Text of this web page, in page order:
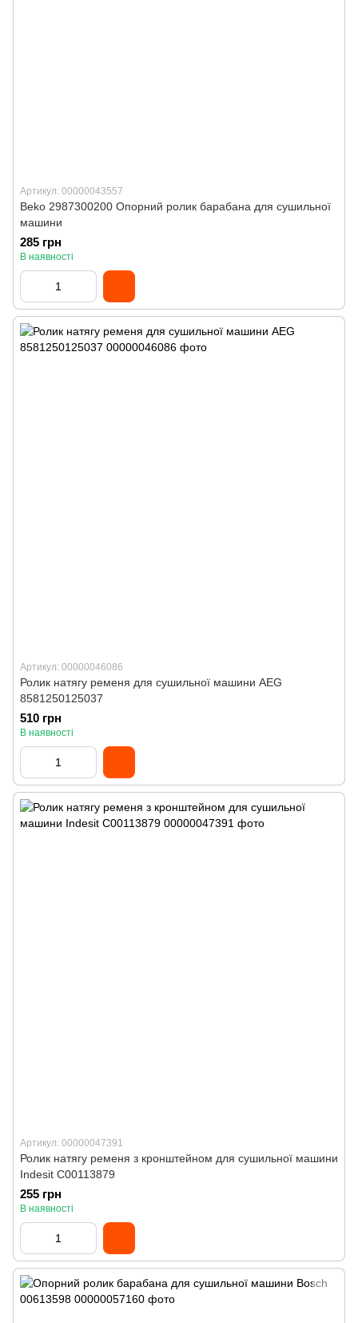
Артикул: 00000043557
Beko 2987300200 Опорний ролик барабана для сушильної
машини
285 грн
В наявності
Артикул: 00000046086
Ролик натягу ременя для сушильної машини AEG
8581250125037
510 грн
В наявності
Артикул: 00000047391
Ролик натягу ременя з кронштейном для сушильної машини
Indesit C00113879
255 грн
В наявності